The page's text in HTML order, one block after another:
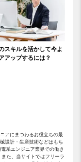
スキルを活かして今よ
アップするには？
アにまつわるお役立ちの最
設計・生産技術などはもち
系エンジニア業界での働き
た、当サイトではフリーラ